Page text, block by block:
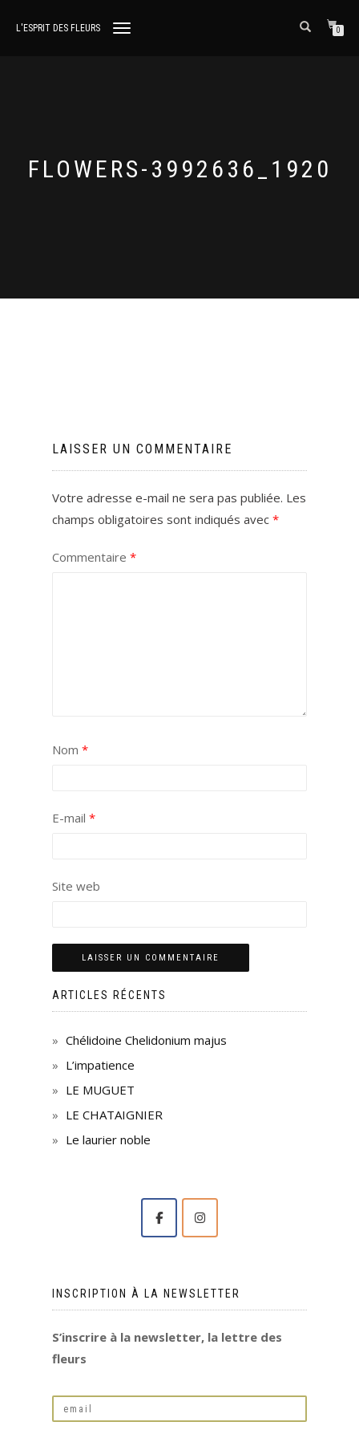
L'ESPRIT DES FLEURS
DÉPLIER
0
FLOWERS-3992636_1920
LAISSER UN COMMENTAIRE
Votre adresse e-mail ne sera pas publiée. Les
champs obligatoires sont indiqués avec *
Commentaire *
Nom *
E-mail *
Site web
ARTICLES RÉCENTS
Chélidoine Chelidonium majus
L’impatience
LE MUGUET
LE CHATAIGNIER
Le laurier noble
INSCRIPTION À LA NEWSLETTER
S’inscrire à la newsletter, la lettre des
fleurs